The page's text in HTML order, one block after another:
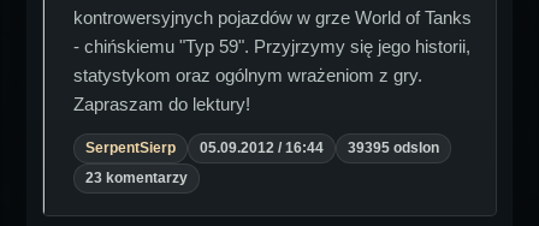
kontrowersyjnych pojazdów w grze World of Tanks
- chińskiemu "Typ 59". Przyjrzymy się jego historii,
statystykom oraz ogólnym wrażeniom z gry.
Zapraszam do lektury!
SerpentSierp 05.09.2012 / 16:44
39395 odslon
23 komentarzy